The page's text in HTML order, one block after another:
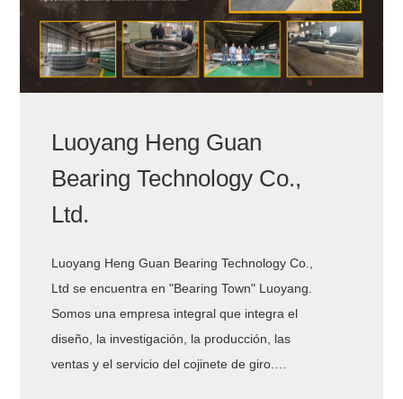
Luoyang Heng Guan
Bearing Technology Co.,
Ltd.
Luoyang Heng Guan Bearing Technology Co.,
Ltd se encuentra en "Bearing Town" Luoyang.
Somos una empresa integral que integra el
diseño, la investigación, la producción, las
ventas y el servicio del cojinete de giro.